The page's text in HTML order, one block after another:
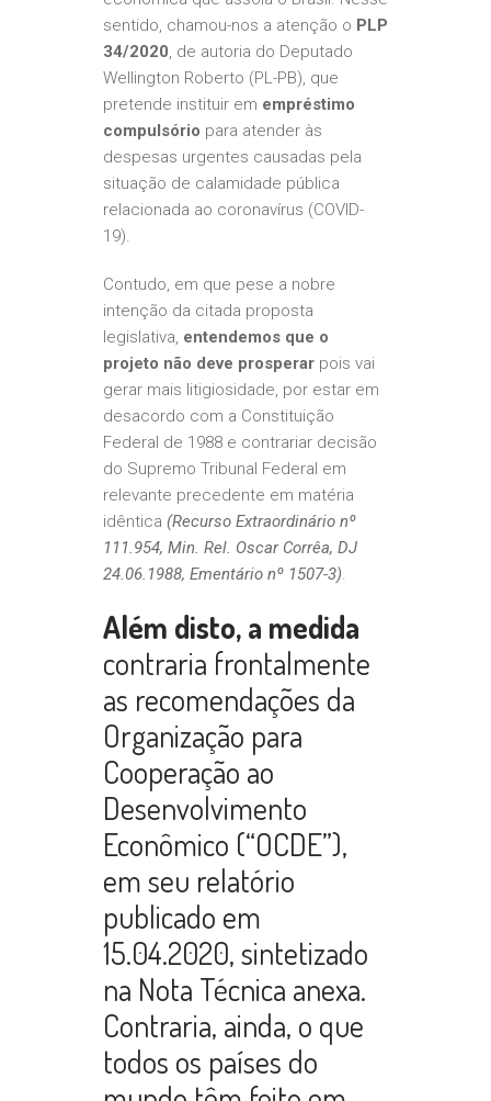
sentido, chamou-nos a atenção o PLP
34/2020, de autoria do Deputado
Wellington Roberto (PL-PB), que
pretende instituir em empréstimo
compulsório para atender às
despesas urgentes causadas pela
situação de calamidade pública
relacionada ao coronavírus (COVID-
19).
Contudo, em que pese a nobre
intenção da citada proposta
legislativa, entendemos que o
projeto não deve prosperar pois vai
gerar mais litigiosidade, por estar em
desacordo com a Constituição
Federal de 1988 e contrariar decisão
do Supremo Tribunal Federal em
relevante precedente em matéria
idêntica (Recurso Extraordinário nº
111.954, Min. Rel. Oscar Corrêa, DJ
24.06.1988, Ementário nº 1507-3).
Além disto, a medida
contraria frontalmente
as recomendações da
Organização para
Cooperação ao
Desenvolvimento
Econômico (“OCDE”),
em seu relatório
publicado em
15.04.2020, sintetizado
na Nota Técnica anexa.
Contraria, ainda, o que
todos os países do